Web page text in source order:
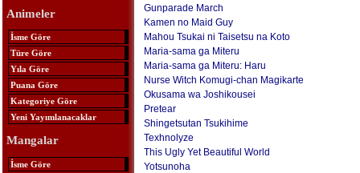
Animeler
İsme Göre
Türe Göre
Yıla Göre
Puana Göre
Kategoriye Göre
Yeni Yayımlanacaklar
Mangalar
İsme Göre
Gunparade March
Kamen no Maid Guy
Mahou Tsukai ni Taisetsu na Koto
Maria-sama ga Miteru
Maria-sama ga Miteru: Haru
Nurse Witch Komugi-chan Magikarte
Okusama wa Joshikousei
Pretear
Shingetsutan Tsukihime
Texhnolyze
This Ugly Yet Beautiful World
Yotsunoha